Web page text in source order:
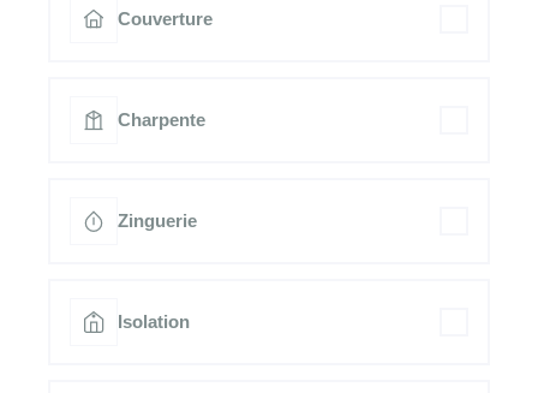
Couverture
Charpente
Zinguerie
Isolation